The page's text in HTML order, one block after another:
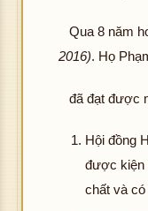
Qua 8 năm
2016). Họ
đã đạt được
Hội đồng
được kiện
chất và